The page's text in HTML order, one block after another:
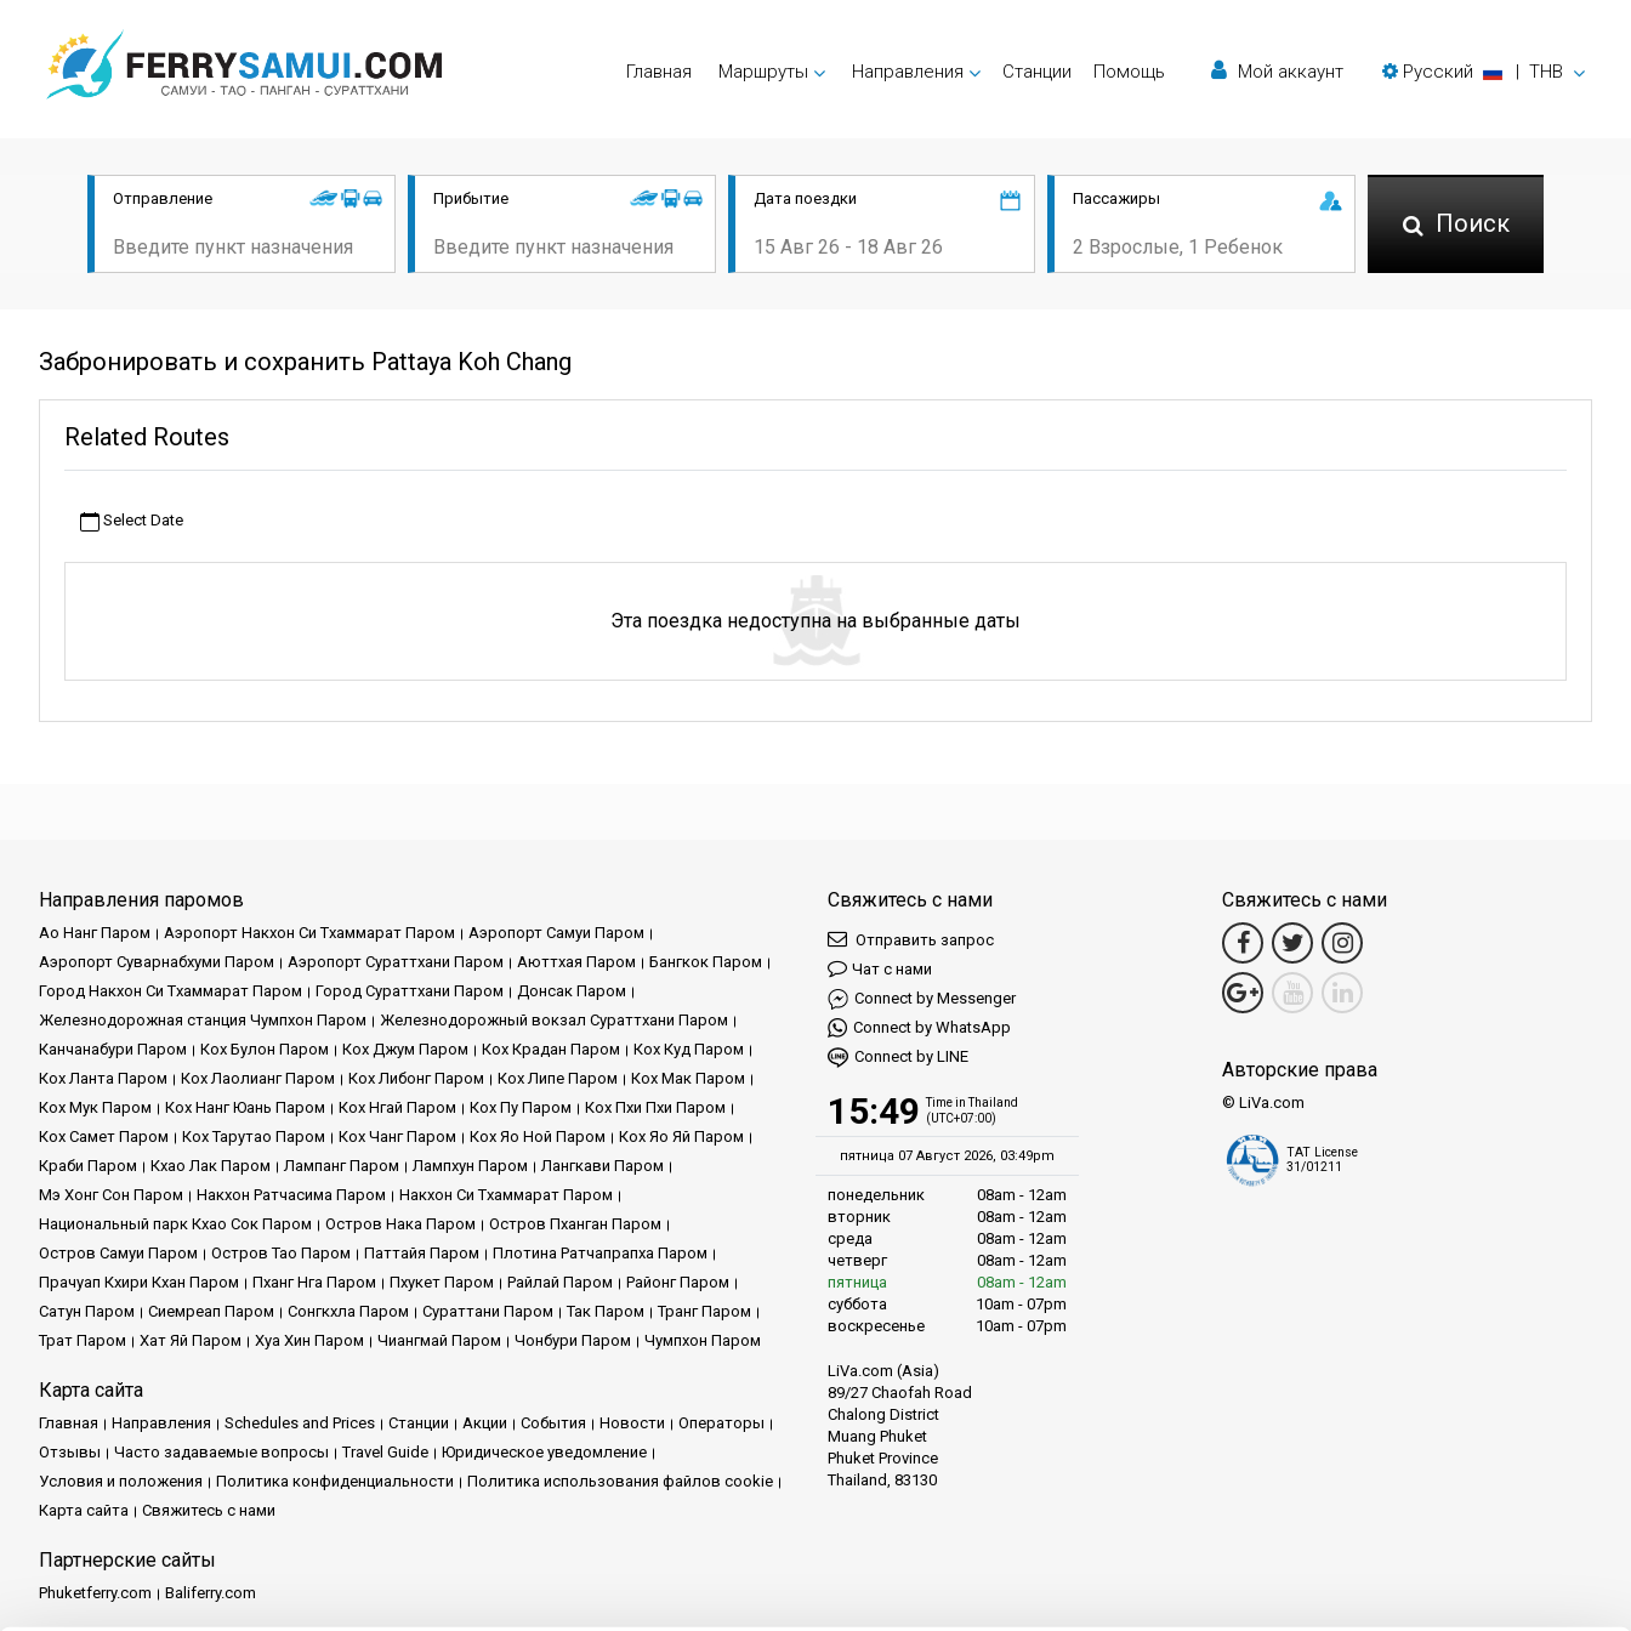
Главная Маршруты Направления Cтанции Помощь Мой аккаунт Русский | THB
Отправление Прибытие Дата поездки Пассажиры
Поиск
Забронировать и сохранить Pattaya Koh Chang
Related Routes
Select Date
Эта поездка недоступна на выбранные даты
Направления паромов
Ао Нанг Паром Аэропорт Накхон Си Тхаммарат Паром
Аэропорт Самуи Паром
Аэропорт Суварнабхуми Паром
Аэропорт Сураттхани Паром Аюттхая Паром
Бангкок Паром
Город Накхон Си Тхаммарат Паром
Город Сураттхани Паром
Донсак Паром
Железнодорожная станция Чумпхон Паром
Железнодорожный вокзал Сураттхани Паром
Канчанабури Паром
Кох Булон Паром Кох Джум Паром Кох Крадан Паром
Кох Куд Паром
Кох Ланта Паром
Кох Лаолианг Паром Кох Либонг Паром Кох Липе Паром
Кох Мак Паром
Кох Мук Паром
Кох Нанг Юань Паром Кох Нгай Паром Кох Пу Паром
Кох Пхи Пхи Паром
Кох Самет Паром
Кох Тарутао Паром Кох Чанг Паром Кох Яо Ной Паром
Кох Яо Яй Паром
Краби Паром
Кхао Лак Паром Лампанг Паром Лампхун Паром
Лангкави Паром
Мэ Хонг Сон Паром
Накхон Ратчасима Паром
Накхон Си Тхаммарат Паром
Национальный парк Кхао Сок Паром
Остров Нака Паром
Остров Пханган Паром
Остров Самуи Паром
Остров Тао Паром Паттайя Паром
Плотина Ратчапрапха Паром
Прачуап Кхири Кхан Паром
Пханг Нга Паром Пхукет Паром Райлай Паром
Районг Паром
Сатун Паром
Сиемреап Паром Сонгкхла Паром Сураттани Паром Так Паром
Транг Паром
Трат Паром
Хат Яй Паром Хуа Хин Паром Чиангмай Паром Чонбури Паром Чумпхон Паром
Карта сайта
Главная Направления Schedules and Prices Cтанции Акции События Новости
Операторы
Отзывы
Часто задаваемые вопросы Travel Guide
Юридическое уведомление
Условия и положения
Политика конфиденциальности
Политика использования файлов cookie
Карта сайта
Свяжитесь с нами
Партнерские сайты
Phuketferry.com Baliferry.com
Свяжитесь с нами
Отправить запрос
Чат с нами
Connect by Messenger
Connect by WhatsApp
Connect by LINE
15:49 Time in Thailand
(UTC+07:00)
пятница 07 Август 2026, 03:49pm
понедельник
08am - 12am
вторник
08am - 12am
среда
08am - 12am
четверг
08am - 12am
пятница
08am - 12am
суббота
10am - 07pm
воскресенье
10am - 07pm
LiVa.com (Asia)
89/27 Chaofah Road
Chalong District
Muang Phuket
Phuket Province
Thailand, 83130
Свяжитесь с нами
Авторские права
© LiVa.com
TAT License
31/01211